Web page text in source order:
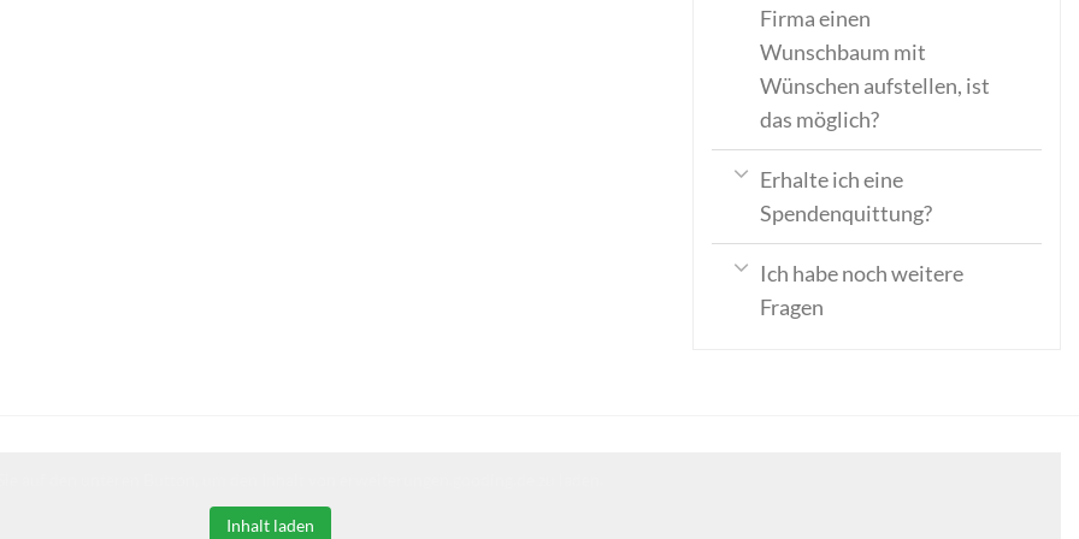
Firma einen
Wunschbaum mit
Wünschen aufstellen, ist
das möglich?
Erhalte ich eine
Spendenquittung?
Ich habe noch weitere
Fragen
Inhalt laden